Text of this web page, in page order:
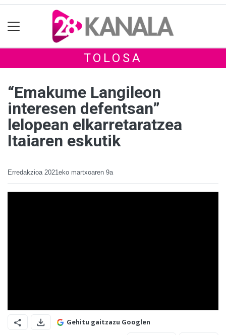
TOLOSA
“Emakume Langileon
interesen defentsan”
lelopean elkarretaratzea
Itaiaren eskutik
Erredakzioa 2021eko martxoaren 9a
Gehitu gaitzazu Googlen